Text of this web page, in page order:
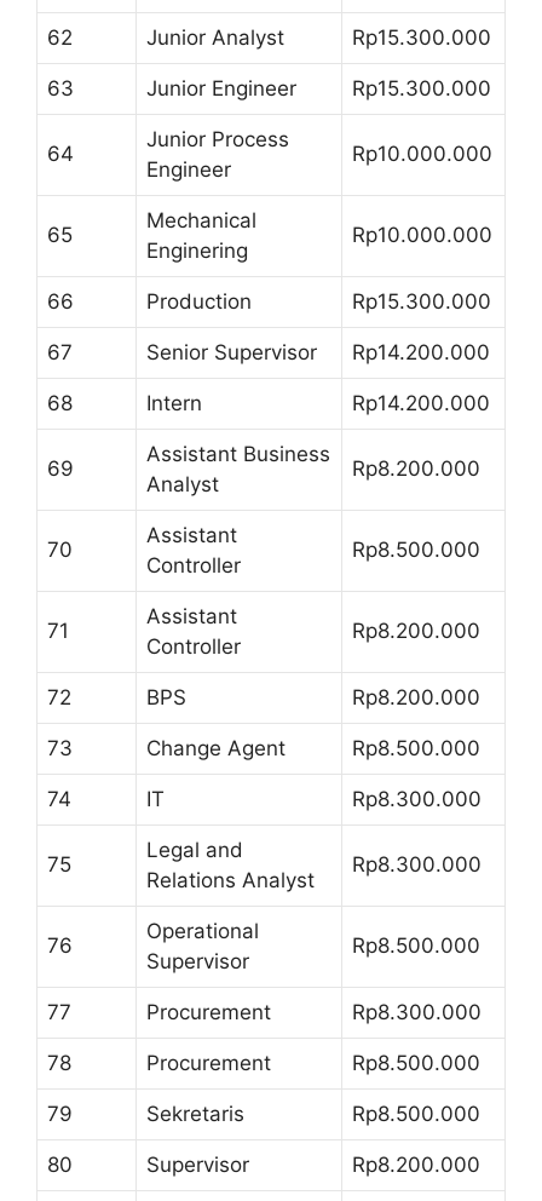
62 Junior Analyst Rp15.300.000
63 Junior Engineer Rp15.300.000
64
Junior Process
Engineer
Rp10.000.000
65
Mechanical
Enginering
Rp10.000.000
66 Production Rp15.300.000
67 Senior Supervisor Rp14.200.000
68 Intern Rp14.200.000
69
Assistant Business
Analyst
Rp8.200.000
70
Assistant
Controller
Rp8.500.000
71
Assistant
Controller
Rp8.200.000
72 BPS Rp8.200.000
73 Change Agent Rp8.500.000
74 IT Rp8.300.000
75
Legal and
Relations Analyst
Rp8.300.000
76
Operational
Supervisor
Rp8.500.000
77 Procurement Rp8.300.000
78 Procurement Rp8.500.000
79 Sekretaris Rp8.500.000
80 Supervisor Rp8.200.000